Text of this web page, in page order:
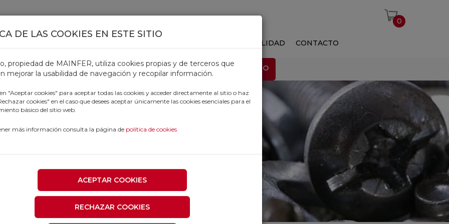
0
ACTUALIDAD CONTACTO
EMPLEO
DE LAS COOKIES EN ESTE SITIO
propiedad de MAINFER, utiliza cookies propias y de terceros que
mejorar la usabilidad de navegación y recopilar información.
"Aceptar cookies" para aceptar todas las cookies y acceder directamente al sitio o haz
cookies" en el caso que desees aceptar únicamente las cookies esenciales para el
básico del sitio web.
más información consulta la página de política de cookies
ACEPTAR COOKIES
RECHAZAR COOKIES